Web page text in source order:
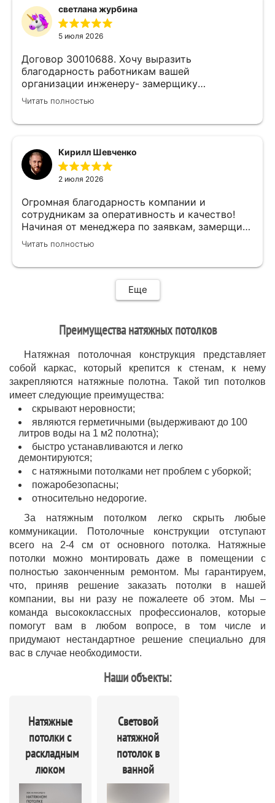
светлана журбина
5 июля 2026
Договор 30010688. Хочу выразить
благодарность работникам вашей
организации инженеру- замерщику
Кулабухову Николаю,и мастеру монтажа Илье
.Спасибо за проделанную работу и
быстро,качественно,профессионально сделал
свою работу,убрал за собой ,что очень
приятно.Мне все понравилось .Хорошая
Читать полностью
Кирилл Шевченко
2 июля 2026
Огромная благодарность компании и
сотрудникам за оперативность и качество!
Начиная от менеджера по заявкам, замерщика
и установщиков. Объяснили про полотно и
системы монтажа, дали выбор, сделали
Читать полностью
Еще
Преимущества натяжных потолков
Натяжная потолочная конструкция представляет
собой каркас, который крепится к стенам, к нему
закрепляются натяжные полотна. Такой тип потолков
имеет следующие преимущества:
скрывают неровности;
являются герметичными (выдерживают до 100
литров воды на 1 м2 полотна);
быстро устанавливаются и легко
демонтируются;
с натяжными потолками нет проблем с уборкой;
пожаробезопасны;
относительно недорогие.
За натяжным потолком легко скрыть любые
коммуникации. Потолочные конструкции отступают
всего на 2-4 см от основного потолка. Натяжные
потолки можно монтировать даже в помещении с
полностью законченным ремонтом. Мы гарантируем,
что, приняв решение заказать потолки в нашей
компании, вы ни разу не пожалеете об этом. Мы –
команда высококлассных профессионалов, которые
помогут вам в любом вопросе, в том числе и
придумают нестандартное решение специально для
вас в случае необходимости.
Наши объекты:
Натяжные
потолки с
раскладным
люком
Световой
натяжной
потолок в
ванной